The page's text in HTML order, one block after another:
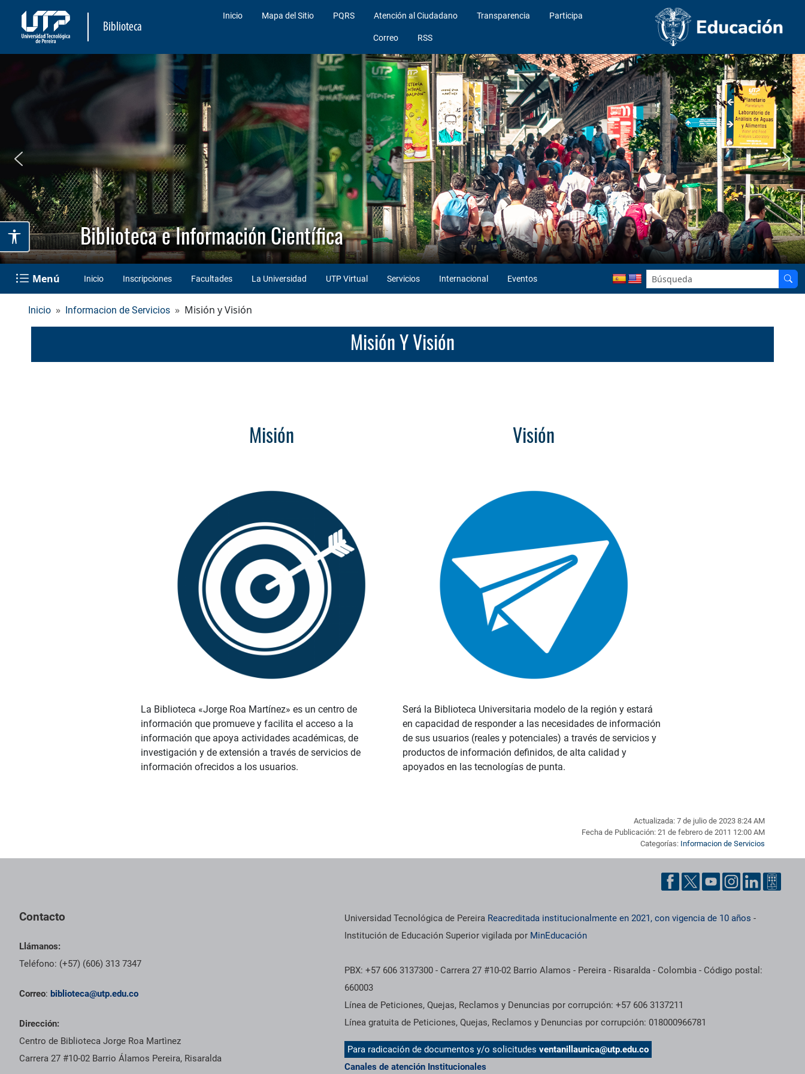
Biblioteca
Inicio Mapa del Sitio PQRS Atención al Ciudadano Transparencia Participa
Correo RSS
Biblioteca e Información Científica
Menú Inicio Inscripciones Facultades La Universidad UTP Virtual Servicios Internacional Eventos
Inicio Informacion de Servicios Misión y Visión
Misión Y Visión
Misión Visión
La Biblioteca «Jorge Roa Martínez» es un centro de
información que promueve y facilita el acceso a la
información que apoya actividades académicas, de
investigación y de extensión a través de servicios de
información ofrecidos a los usuarios.
Será la Biblioteca Universitaria modelo de la región y estará
en capacidad de responder a las necesidades de información
de sus usuarios (reales y potenciales) a través de servicios y
productos de información definidos, de alta calidad y
apoyados en las tecnologías de punta.
Actualizada: 7 de julio de 2023 8:24 AM
Fecha de Publicación: 21 de febrero de 2011 12:00 AM
Categorías: Informacion de Servicios
Contacto
Llámanos:
Teléfono: (+57) (606) 313 7347
Correo: biblioteca@utp.edu.co
Dirección:
Centro de Biblioteca Jorge Roa Martìnez
Carrera 27 #10-02 Barrio Álamos Pereira, Risaralda
Información institucional
Universidad Tecnológica de Pereira Reacreditada institucionalmente en 2021, con vigencia de 10 años -
Institución de Educación Superior vigilada por MinEducación
PBX: +57 606 3137300 - Carrera 27 #10-02 Barrio Alamos - Pereira - Risaralda - Colombia - Código postal:
660003
Línea de Peticiones, Quejas, Reclamos y Denuncias por corrupción: +57 606 3137211
Línea gratuita de Peticiones, Quejas, Reclamos y Denuncias por corrupción: 018000966781
Para radicación de documentos y/o solicitudesventanillaunica@utp.edu.co
Canales de atención Institucionales